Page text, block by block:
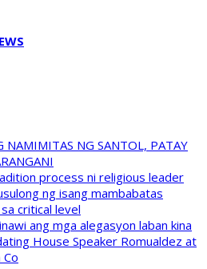
NAMIMITAS NG SANTOL, PATAY
process ni religious leader
ng isang mambabatas
critical level
ang mga alegasyon laban kina
House Speaker Romualdez at